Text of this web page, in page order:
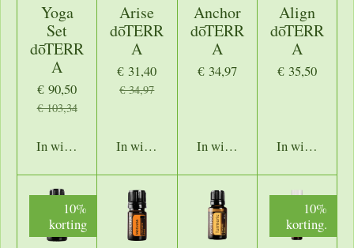
Yoga
Set
dōTERR
A
€ 90,50
€ 103,34
In winkelwagen
Arise
dōTERR
A
€ 31,40
€ 34,97
In winkelwagen
Anchor
dōTERR
A
€ 34,97
In winkelwagen
Align
dōTERR
A
€ 35,50
In
10%
korting
10%
korting.